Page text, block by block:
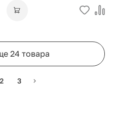
24 товара
2 3